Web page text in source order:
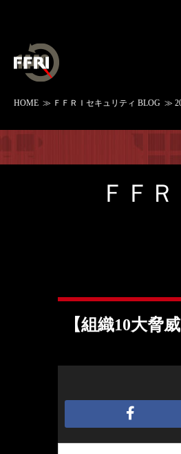
HOME ≫ ＦＦＲＩセキュリティ BLOG ≫
ＦＦ
【組織10大脅